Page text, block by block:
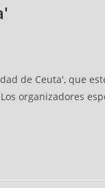
de Ceuta', que
organizadores